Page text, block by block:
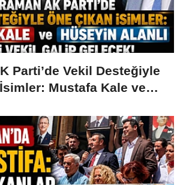
Parti’de Vekil Desteğiyle
Mustafa Kale ve